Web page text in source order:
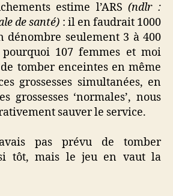
estime l’ARS(ndlr :
de santé) : il en faudrait 1000
dénombre seulement 3 à 400
pourquoi 107 femmes et moi
tomber enceintes en même
grossesses simultanées, en
grossesses ‘normales’, nous
sauver le service.
pas prévu de tomber
tôt, mais le jeu en vaut la